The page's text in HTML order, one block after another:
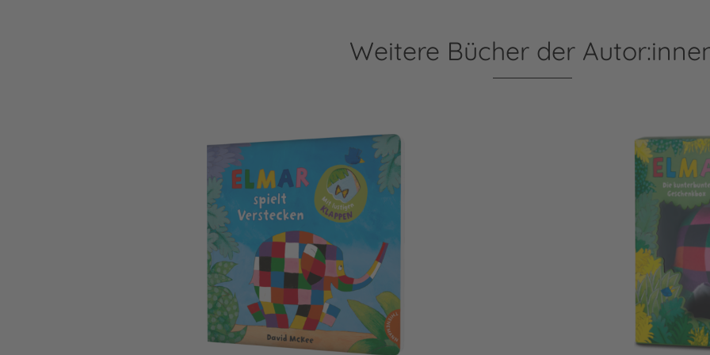
Weitere Bücher der
Elmar: Elmar spielt Verstecken Elmar: Elmar – Die